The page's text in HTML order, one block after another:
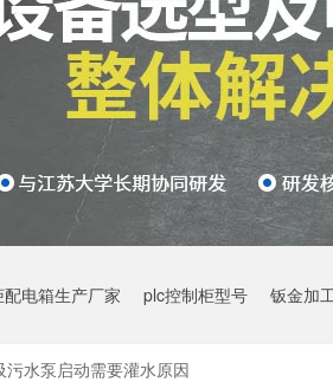
电箱生产厂家 plc控制柜型号 钣金加
污水泵启动需要灌水原因